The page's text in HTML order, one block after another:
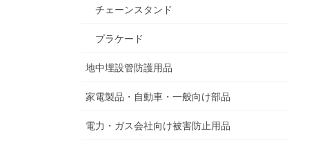
チェーンスタンド
プラケード
地中埋設管防護用品
家電製品・自動車・一般向け部品
電力・ガス会社向け被害防止用品